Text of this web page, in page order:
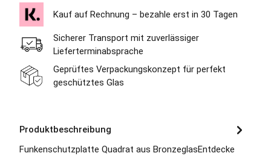
Kauf auf Rechnung – bezahle erst in 30 Tagen
Sicherer Transport mit zuverlässiger
Lieferterminabsprache
Geprüftes Verpackungskonzept für perfekt
geschütztes Glas
Produktbeschreibung
Funkenschutzplatte Quadrat aus BronzeglasEntdecke